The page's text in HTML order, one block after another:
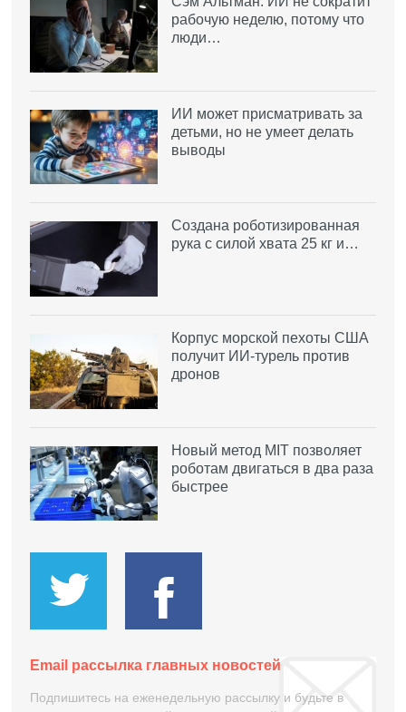
рабочую неделю, потому что
люди…
ИИ может присматривать за
детьми, но не умеет делать
выводы
Создана роботизированная
рука с силой хвата 25 кг и…
Корпус морской пехоты США
получит ИИ-турель против
дронов
Новый метод MIT позволяет
роботам двигаться в два раза
быстрее
Email рассылка главных новостей
Подпишитесь на еженедельную рассылку и будьте в